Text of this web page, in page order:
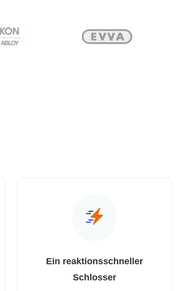
Ein reaktionsschneller
Schlosser